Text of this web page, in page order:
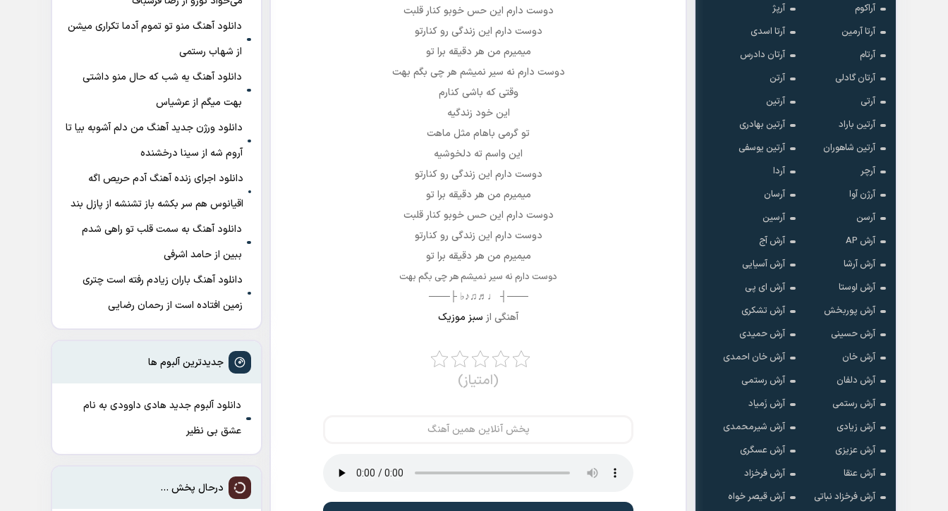
آراکوم
آرپژ
آرتا آرمین
آرتا اسدی
آرتام
آرتان دادرس
آرتان گادلی
آرتن
آرتی
آرتین
آرتین باراد
آرتین بهادری
آرتین شاهوران
آرتین یوسفی
آرچر
آردا
آرژن آوا
آرسان
آرسن
آرسین
آرش AP
آرش آج
آرش آرشا
آرش آسیایی
آرش اوستا
آرش ای پی
آرش پوربخش
آرش تشکری
آرش حسینی
آرش حمیدی
آرش خان
آرش خان احمدی
آرش دلفان
آرش رستمى
آرش رستمی
آرش زَمیاد
آرش زیادی
آرش شیرمحمدی
آرش عزیزی
آرش عسگری
آرش عنقا
آرش فرخزاد
آرش فرخزاد نباتی
آرش قیصر خواه
دوست دارم این حس خوبو کنار قلبت
دوست دارم این زندگی رو کنارتو
میمیرم من هر دقیقه برا تو
دوست دارم نه سیر نمیشم هر چی بگم بهت
وقتی که باشی کنارم
این خود زندگیه
تو گرمی باهام مثل ماهت
این واسم ته دلخوشیه
دوست دارم این زندگی رو کنارتو
میمیرم من هر دقیقه برا تو
دوست دارم این حس خوبو کنار قلبت
دوست دارم این زندگی رو کنارتو
میمیرم من هر دقیقه برا تو
دوست دارم نه سیر نمیشم هر چی بگم بهت
───┤ ♩♬♫♪♭ ├───
آهنگی از سبز موزیک
(امتیاز)
پخش آنلاین همین آهنگ
دانلود آهنگ منو تو تموم آدما تکراری میشن
از شهاب رستمی
دانلود آهنگ ﻳﻪ ﺷﺐ ﻛﻪ ﺣﺎل ﻣﻨﻮ داﺷﺘﻰ
ﺑﻬﺖ میگم از عرشیاس
دانلود ورژن جدید آهنگ من دلم آشوبه بیا تا
آروم شه از سینا درخشنده
دانلود اجرای زنده آهنگ آدم حریص اگه
اقیانوس هم سر بکشه باز تشنشه از پازل بند
دانلود آهنگ به سمت قلب تو راهی شدم
ببین از حامد اشرفی
دانلود آهنگ باران زیادم رفته است چتری
زمین افتاده است از رحمان رضایی
جدیدترین آلبوم ها
دانلود آلبوم جدید هادی داوودی به نام
عشق بی نظیر
درحال پخش ...